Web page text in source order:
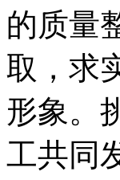
的质量
取，求
形象。
工共同